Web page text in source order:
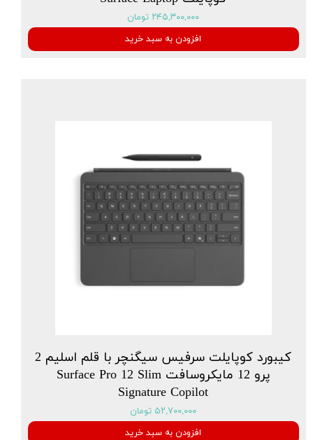
۲۴۵,۳۰۰,۰۰۰ تومان
افزودن به سبد خرید
کیبورد کوپایلت سرفیس سیگنچر با قلم اسلیم 2
پرو 12 مایکروسافت Surface Pro 12 Slim
Signature Copilot
۵۲,۷۰۰,۰۰۰ تومان
افزودن به سبد خرید